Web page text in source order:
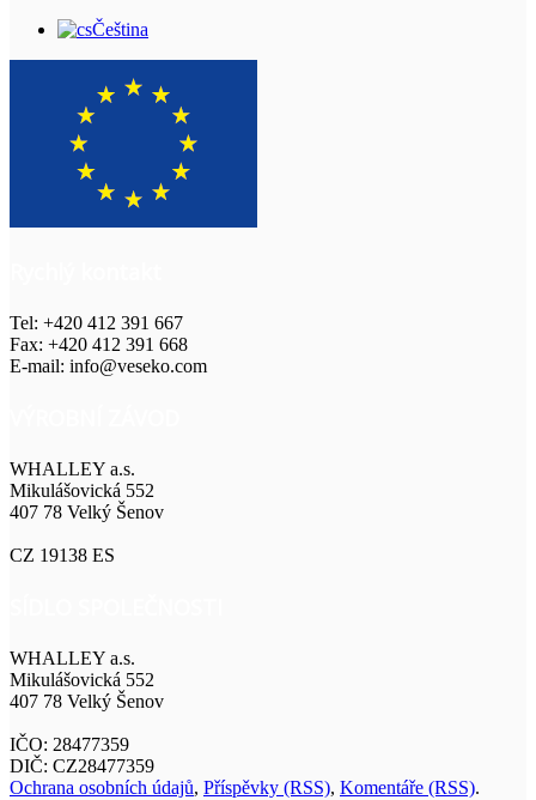
Čeština
Tel: +420 412 391 667
Fax: +420 412 391 668
E-mail: info@veseko.com
WHALLEY a.s.
Mikulášovická 552
407 78 Velký Šenov
CZ 19138 ES
WHALLEY a.s.
Mikulášovická 552
407 78 Velký Šenov
IČO: 28477359
DIČ: CZ28477359
Ochrana osobních údajů, Příspěvky (RSS), Komentáře (RSS).